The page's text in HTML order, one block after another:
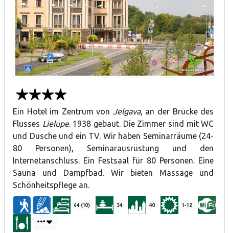
Ein Hotel im Zentrum von Jelgava, an der Brücke des
Flusses Lielupe. 1938 gebaut. Die Zimmer sind mit WC
und Dusche und ein TV. Wir haben Seminarräume (24-
80 Personen), Seminarausrüstung und den
Internetanschluss. Ein Festsaal für 80 Personen. Eine
Sauna und Dampfbad.Wir bieten Massage und
Schönheitspflege an.
64 (10) 34 40 1-12